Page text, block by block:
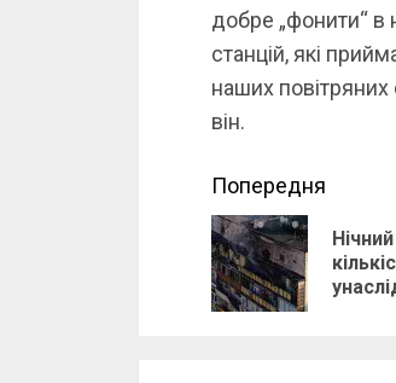
добре „фонити“ в
станцій, які
наших повітряних
він.
Continue
Reading
Попередня